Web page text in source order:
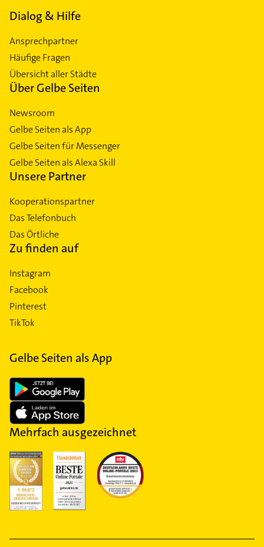
Dialog & Hilfe
Ansprechpartner
Häufige Fragen
Übersicht aller Städte
Über Gelbe Seiten
Newsroom
Gelbe Seiten als App
Gelbe Seiten für Messenger
Gelbe Seiten als Alexa Skill
Unsere Partner
Kooperationspartner
Das Telefonbuch
Das Örtliche
Zu finden auf
Instagram
Facebook
Pinterest
TikTok
Gelbe Seiten als App
Mehrfach ausgezeichnet